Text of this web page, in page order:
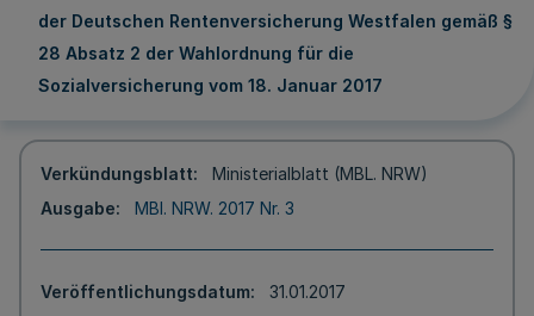
der Deutschen Rentenversicherung Westfalen gemäß §
28 Absatz 2 der Wahlordnung für die
Sozialversicherung vom 18. Januar 2017
Verkündungsblatt
Ministerialblatt (MBL. NRW)
Ausgabe
MBl. NRW. 2017 Nr. 3
Veröffentlichungsdatum
31.01.2017